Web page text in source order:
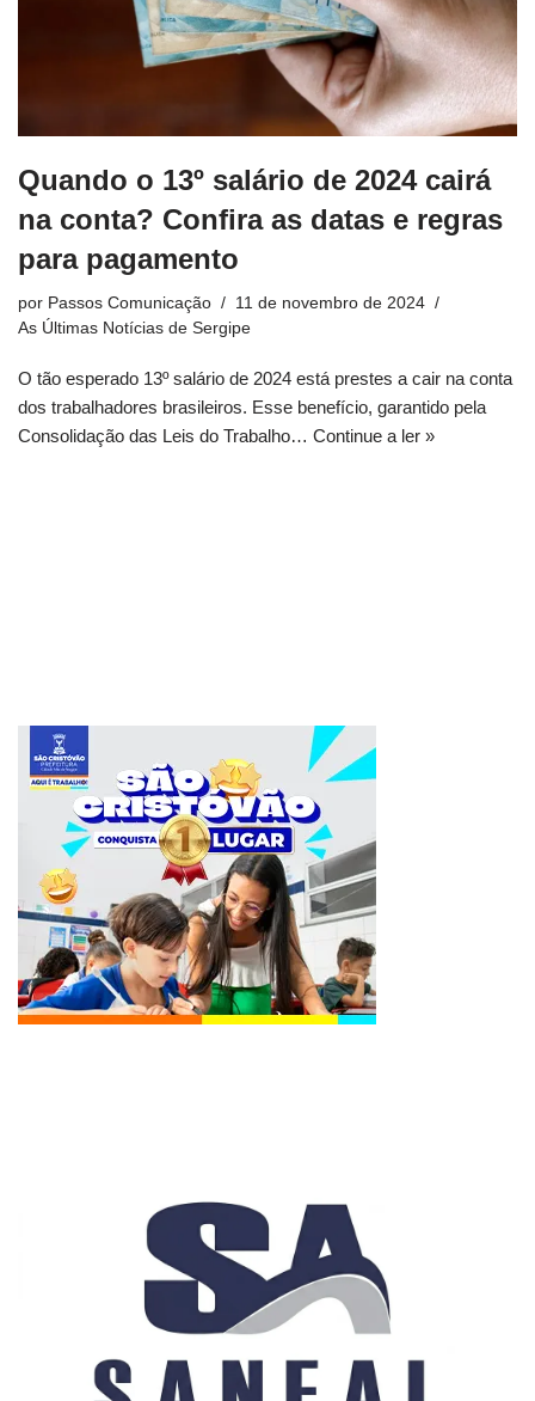
Quando o 13º salário de 2024 cairá
na conta? Confira as datas e regras
para pagamento
por Passos Comunicação
11 de novembro de 2024
As Últimas Notícias de Sergipe
O tão esperado 13º salário de 2024 está prestes a cair na conta
dos trabalhadores brasileiros. Esse benefício, garantido pela
Consolidação das Leis do Trabalho… Continue a ler »